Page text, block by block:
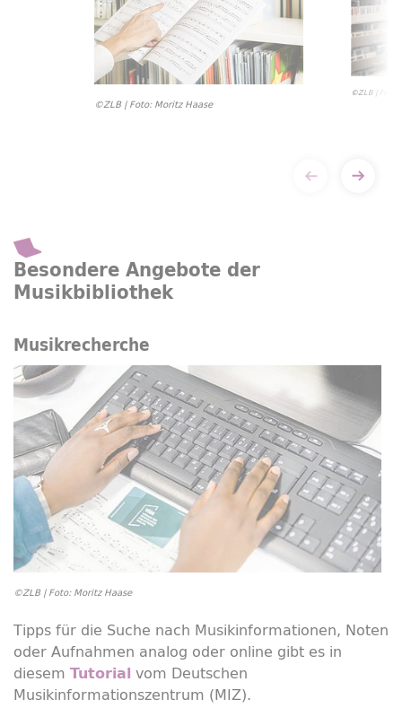
©ZLB | Foto: Moritz Haase
©ZLB | Foto:
Besondere Angebote der
Musikbibliothek
Musikrecherche
©ZLB | Foto: Moritz Haase
Tipps für die Suche nach Musikinformationen, Noten
oder Aufnahmen analog oder online gibt es in
diesem Tutorial vom Deutschen
Musikinformationszentrum (MIZ).